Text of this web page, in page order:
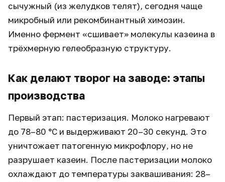
сычужный (из желудков телят), сегодня чаще
микробный или рекомбинантный химозин.
Именно фермент «сшивает» молекулы казеина в
трёхмерную гелеобразную структуру.
Как делают творог на заводе: этапы
производства
Первый этап: пастеризация. Молоко нагревают
до 78–80 °C и выдерживают 20–30 секунд. Это
уничтожает патогенную микрофлору, но не
разрушает казеин. После пастеризации молоко
охлаждают до температуры заквашивания: 28–